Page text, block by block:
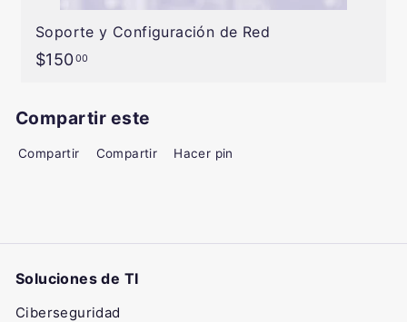
Soporte y Configuración de Red
$15000
Compartir este
Compartir Facebook
Compartir X
Hacer pin
Soluciones de TI
Ciberseguridad